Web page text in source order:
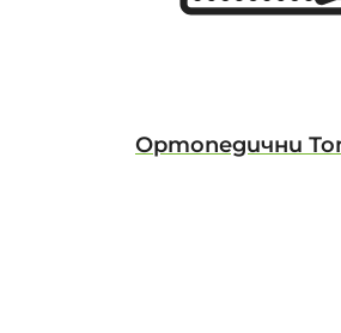
Ортопедични